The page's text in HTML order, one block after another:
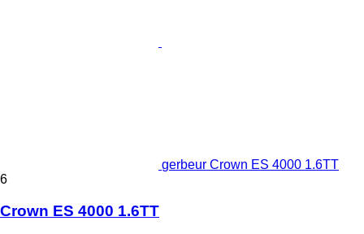
gerbeur Crown ES 4000 1.6TT
6
Crown ES 4000 1.6TT